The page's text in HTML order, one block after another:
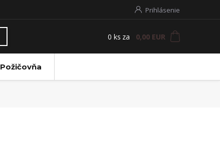
Prihlásenie
0 ks za 0,00 EUR
Požičovňa